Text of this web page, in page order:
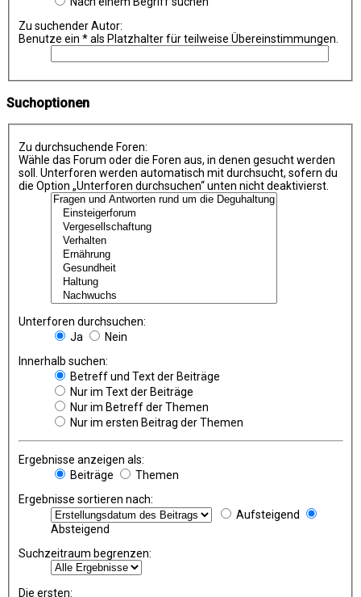
Zu suchender Autor:
Benutze ein * als Platzhalter für teilweise Übereinstimmungen.
Suchoptionen
Zu durchsuchende Foren:
Wähle das Forum oder die Foren aus, in denen gesucht werden
soll. Unterforen werden automatisch mit durchsucht, sofern du
die Option „Unterforen durchsuchen“ unten nicht deaktivierst.
Unterforen durchsuchen:
Ja
Nein
Innerhalb suchen:
Betreff und Text der Beiträge
Nur im Text der Beiträge
Nur im Betreff der Themen
Nur im ersten Beitrag der Themen
Ergebnisse anzeigen als:
Beiträge
Themen
Ergebnisse sortieren nach:
Aufsteigend
Absteigend
Suchzeitraum begrenzen:
Die ersten: